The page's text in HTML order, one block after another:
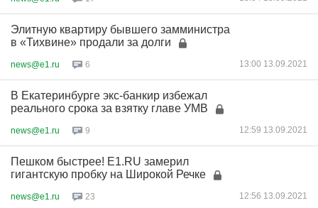
Элитную квартиру бывшего замминистра
в «Тихвине» продали за долги
news@e1.ru 6 13:00 13.09.2021
В Екатеринбурге экс-банкир избежал
реального срока за взятку главе УМВ
news@e1.ru 9 12:59 13.09.2021
Пешком быстрее! E1.RU замерил
гигантскую пробку на Широкой Речке
news@e1.ru 23 12:56 13.09.2021